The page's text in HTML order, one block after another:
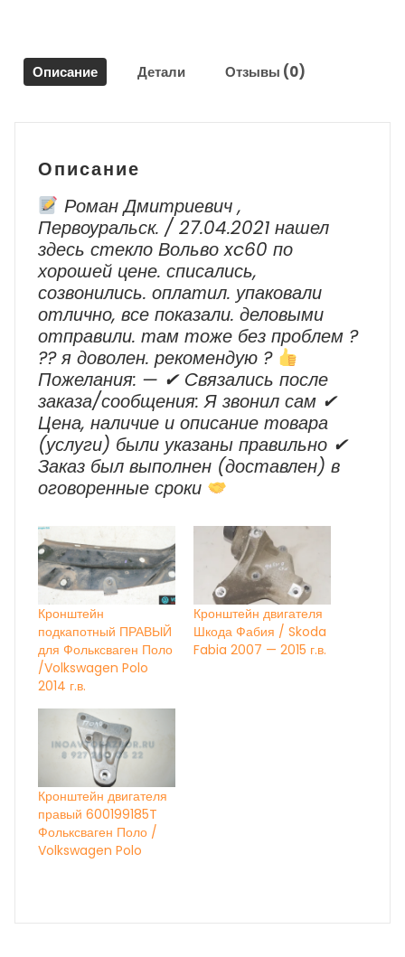
Santa
Fe
Описание Детали Отзывы (0)
Описание
Роман Дмитриевич ,
Первоуральск. / 27.04.2021 нашел
здесь стекло Вольво xc60 по
хорошей цене. списались,
созвонились. оплатил. упаковали
отлично, все показали. деловыми
отправили. там тоже без проблем ?
?? я доволен. рекомендую ?
Пожелания: — ✔ Cвязались после
заказа/сообщения: Я звонил сам ✔
Цена, наличие и описание товара
(услуги) были указаны правильно ✔
Заказ был выполнен (доставлен) в
оговоренные сроки
Кронштейн
подкапотный ПРАВЫЙ
для Фольксваген Поло
/Volkswagen Polo
2014 г.в.
Кронштейн двигателя
Шкода Фабия / Skoda
Fabia 2007 — 2015 г.в.
Кронштейн двигателя
правый 600199185T
Фольксваген Поло /
Volkswagen Polo